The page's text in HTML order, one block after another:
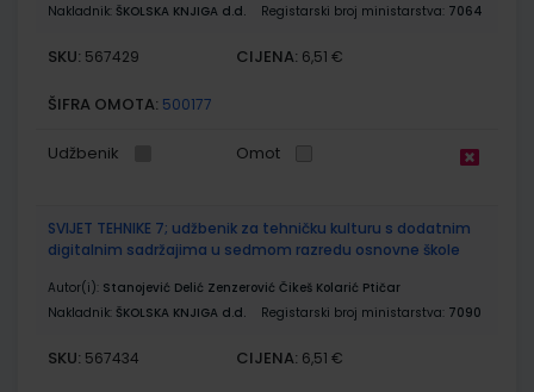
Nakladnik: ŠKOLSKA KNJIGA d.d. Registarski broj ministarstva: 7064
SKU: 567429 CIJENA: 6,51 €
ŠIFRA OMOTA: 500177
Udžbenik Omot
SVIJET TEHNIKE 7; udžbenik za tehničku kulturu s dodatnim
digitalnim sadržajima u sedmom razredu osnovne škole
Autor(i): Stanojević Delić Zenzerović Čikeš Kolarić Ptičar
Nakladnik: ŠKOLSKA KNJIGA d.d. Registarski broj ministarstva: 7090
SKU: 567434 CIJENA: 6,51 €